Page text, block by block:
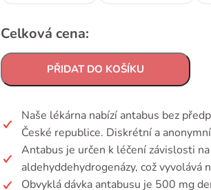
Celková cena:
PŘIDAT DO KOŠÍKU
Naše lékárna nabízí antabus bez
České republice. Diskrétní a
Antabus je určen k léčení závislosti
aldehyddehydrogenázy, což
Obvyklá dávka antabusu je 500 mg